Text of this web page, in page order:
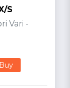
S
Vari -
Buy